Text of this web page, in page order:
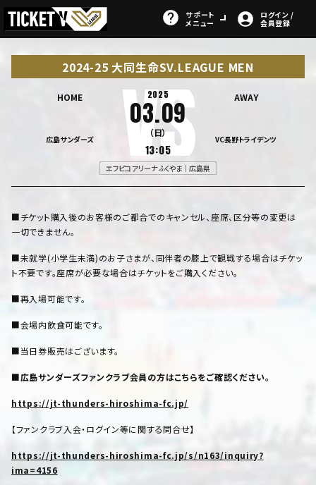
サポート
メニュー
ログイン /
会員登録
2024-25 大同生命SV.LEAGUE MEN
HOME
広島サンダーズ
2025
03.09
（日）
13:05
AWAY
VC長野トライデンツ
エフピコアリーナふくやま｜広島県
■チケット購入後のお客様のご都合でのキャンセル、座席、区分等の変更は
一切できません。
■未就学(小学生未満)のお子さまが、同伴者の膝上で観戦する場合はチケッ
ト不要です。座席が必要な場合はチケットをご購入ください。
■再入場可能です。
■会場内飲食可能です。
■当日券販売はございます。
■広島サンダーズファンクラブ会員の方はこちらをご確認ください。
https://jt-thunders-hiroshima-fc.jp/
【ファンクラブ入会・ログイン等に関する問合せ】
https://jt-thunders-hiroshima-fc.jp/s/n163/inquiry?
ima=4156